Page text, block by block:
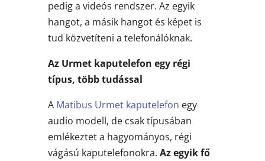
pedig a videós rendszer. Az egyik
hangot, a másik hangot és képet is
tud közvetíteni a telefonálóknak.
Az Urmet kaputelefon egy régi
típus, több tudással
A Matibus Urmet kaputelefon egy
audio modell, de csak típusában
emlékeztet a hagyományos, régi
vágású kaputelefonokra. Az egyik fő